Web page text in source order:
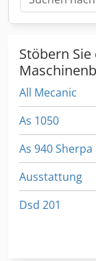
Stöbern
All Mecanic
As 1050
As 940 Sherpa
Ausstattung
Dsd 201